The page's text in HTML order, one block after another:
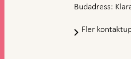
Budadress:
Fler